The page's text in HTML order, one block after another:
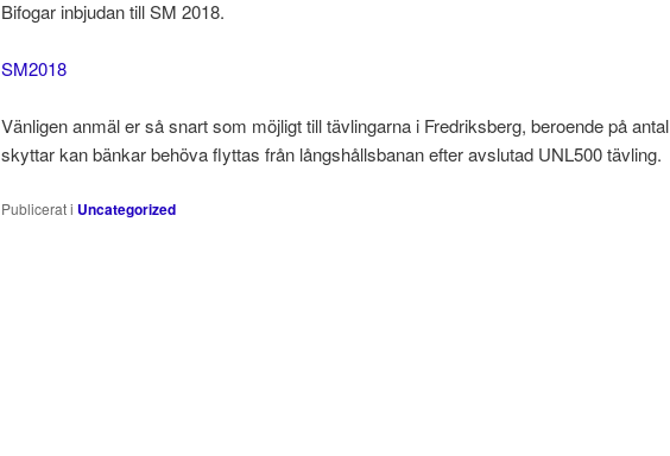
Bifogar inbjudan till SM 2018.
SM2018
Vänligen anmäl er så snart som möjligt till tävlingarna i Fredriksberg, beroende på antal
skyttar kan bänkar behöva flyttas från långshållsbanan efter avslutad UNL500 tävling.
Publicerat i Uncategorized